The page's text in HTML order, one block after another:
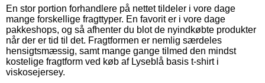
En stor portion forhandlere på nettet tildeler i vore dage
mange forskellige fragttyper. En favorit er i vore dage
pakkeshops, og så afhenter du blot de nyindkøbte produkter
når der er tid til det. Fragtformen er nemlig særdeles
hensigtsmæssig, samt mange gange tilmed den mindst
kostelige fragtform ved køb af Lyseblå basis t-shirt i
viskosejersey.